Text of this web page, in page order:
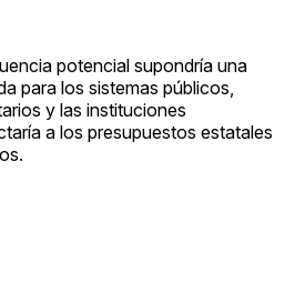
potencial supondría una
para los sistemas públicos,
y las instituciones
a los presupuestos estatales